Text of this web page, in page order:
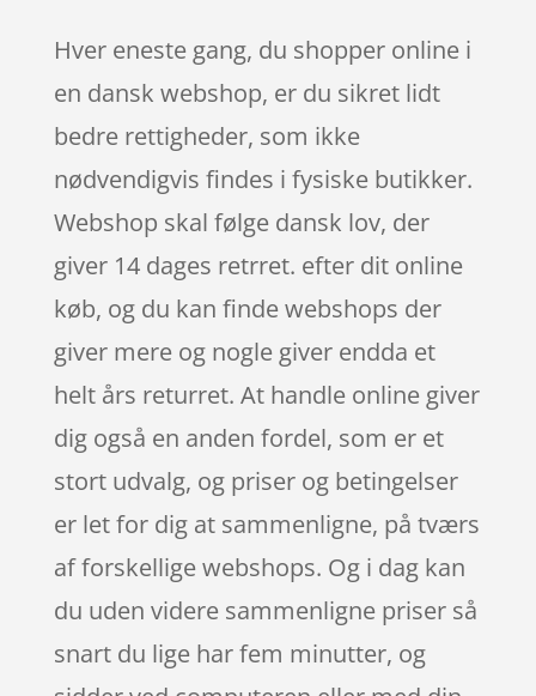
Hver eneste gang, du shopper online i
en dansk webshop, er du sikret lidt
bedre rettigheder, som ikke
nødvendigvis findes i fysiske butikker.
Webshop skal følge dansk lov, der
giver 14 dages retrret. efter dit online
køb, og du kan finde webshops der
giver mere og nogle giver endda et
helt års returret. At handle online giver
dig også en anden fordel, som er et
stort udvalg, og priser og betingelser
er let for dig at sammenligne, på tværs
af forskellige webshops. Og i dag kan
du uden videre sammenligne priser så
snart du lige har fem minutter, og